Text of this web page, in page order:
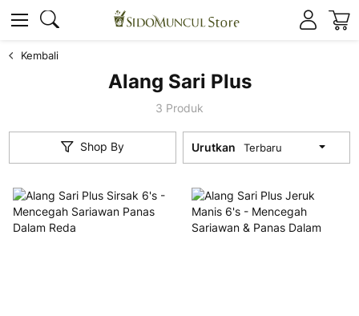
Kembali
Alang Sari Plus
3 Produk
Shop By Urutkan